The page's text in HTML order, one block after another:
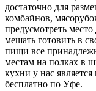
достаточно для
комбайнов,
предусмотреть
мешать готовить в
пищи все
местам на полках в
кухни у нас
бесплатно по Уфе.